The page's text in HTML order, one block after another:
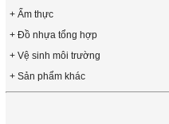
+ Ẩm thực
+ Đồ nhựa tổng hợp
+ Vệ sinh môi trường
+ Sản phẩm khác